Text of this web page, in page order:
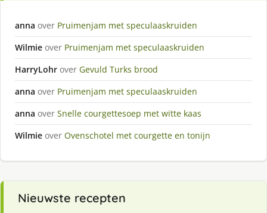
anna over Pruimenjam met speculaaskruiden
Wilmie over Pruimenjam met speculaaskruiden
HarryLohr over Gevuld Turks brood
anna over Pruimenjam met speculaaskruiden
anna over Snelle courgettesoep met witte kaas
Wilmie over Ovenschotel met courgette en tonijn
Nieuwste recepten